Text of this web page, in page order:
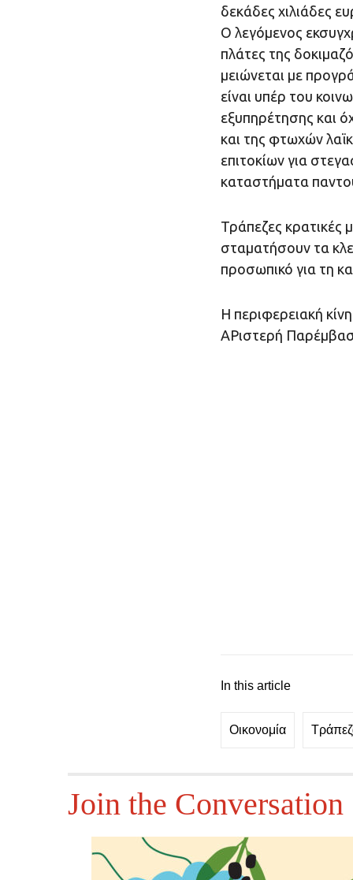
δεκάδες χιλιάδες
Ο λεγόμενος
πλάτες της
μειώνεται με
είναι υπέρ του
εξυπηρέτησης και
και της φτωχών
επιτοκίων για
καταστήματα
Τράπεζες κρατικές
σταματήσουν τα
προσωπικό για τη
Η περιφερειακή
ΑΡιστερή
In this article
Οικονομία
Join the Conversation